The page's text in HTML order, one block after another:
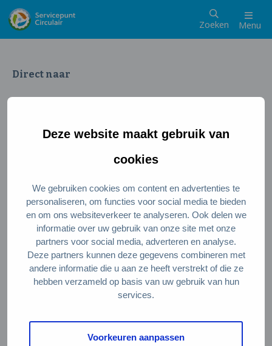
Deze website maakt gebruik van
cookies
We gebruiken cookies om content en advertenties te
personaliseren, om functies voor social media te bieden
en om ons websiteverkeer te analyseren. Ook delen we
informatie over uw gebruik van onze site met onze
partners voor social media, adverteren en analyse.
Deze partners kunnen deze gegevens combineren met
andere informatie die u aan ze heeft verstrekt of die ze
hebben verzameld op basis van uw gebruik van hun
services.
Voorkeuren aanpassen
Zoeken Menu
Direct naar
Wat is een circulaire samenleving
Meedoen als ondernemer
Circulaire producten en diensten
Wie zijn wij?
Over ons
Stel je vraag
Servicepunt Team
Veelgestelde vragen
De Natuur en Milieufederaties